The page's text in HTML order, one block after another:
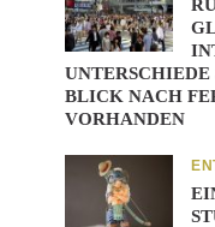
BLICK NACH
VORHANDEN